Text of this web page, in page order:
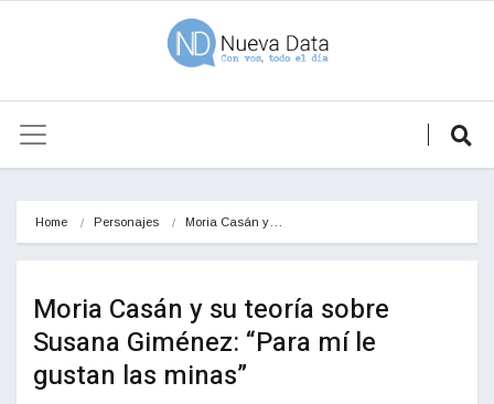
Home Personajes Moria Casán y…
Moria Casán y su teoría sobre
Susana Giménez: “Para mí le
gustan las minas”